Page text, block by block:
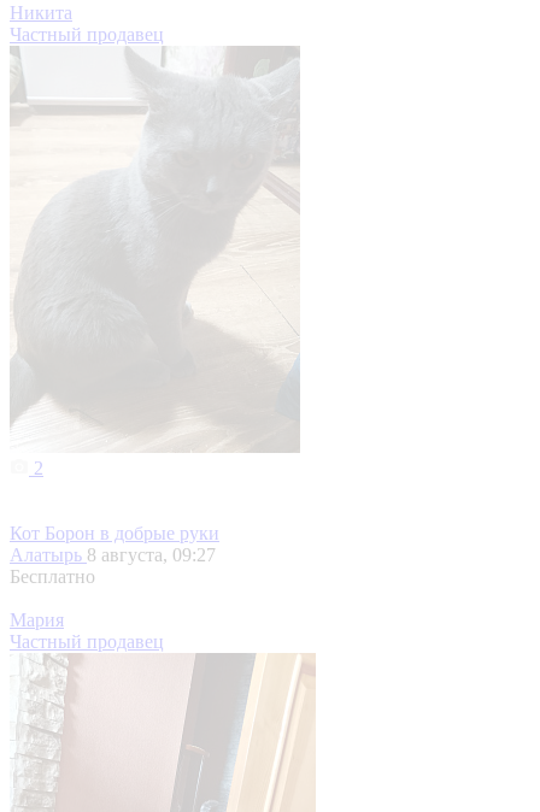
Никита
Частный продавец
2
Кот Борон в добрые руки
Алатырь 8 августа, 09:27
Бесплатно
Мария
Частный продавец